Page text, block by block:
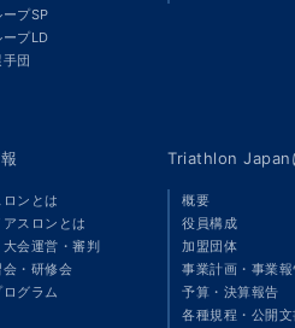
ープSP
ープLD
団
ロンとは
スロンとは
会運営・審判
・研修会
グラム
Triathlon Japan
概要
役員構成
加盟団体
事業計画・事業
予算・決算報告
各種規程・公開